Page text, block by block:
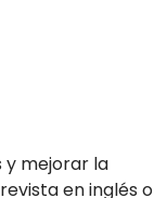
y mejorar la
en inglés o